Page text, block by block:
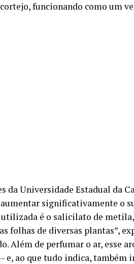
funcionando como um
da Universidade Estadual da
significativamente o
utilizada é o salicilato de
folhas de diversas plantas”,
Além de perfumar o ar, esse
e, ao que tudo indica, também